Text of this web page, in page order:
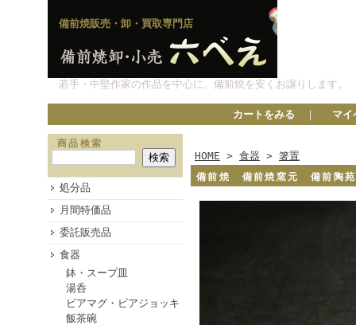
備前焼販売・卸・買取専門店
若手・中堅作家の作品を中心に、備前焼を安くお譲りします。
カートをみる ｜ マイ
商品検索
処分品
月間特価品
委託販売品
食器
鉢・スープ皿
湯呑
ビアマグ・ビアジョッキ
飯茶碗
HOME > 食器 > 箸置
備前焼 備前焼窯元 備前陶